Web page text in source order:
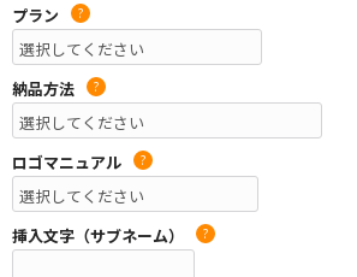
プラン
?
納品方法 ?
ロゴマニュアル ?
挿入文字（サブネーム） ?